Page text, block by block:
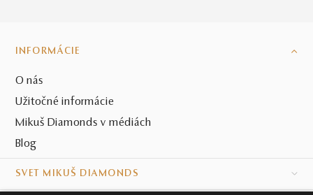
INFORMÁCIE
O nás
Užitočné informácie
Mikuš Diamonds v médiách
Blog
SVET MIKUŠ DIAMONDS